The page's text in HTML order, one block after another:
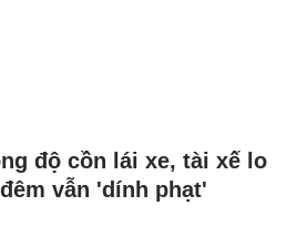
độ cồn lái xe, tài xế lo
vẫn 'dính phạt'